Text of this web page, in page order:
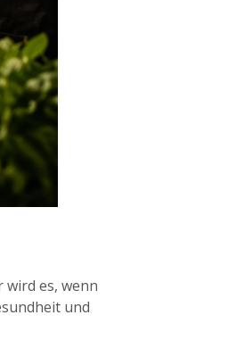
wird es, wenn
und